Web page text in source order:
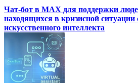
Чат-бот в MAX для поддержки
находящихся в кризисной ситуации
искусственного интеллекта